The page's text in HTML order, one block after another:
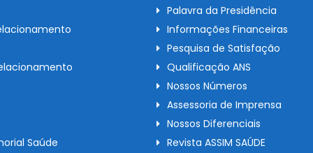
Saúde
Palavra da Presidência
Informações Financeiras
Pesquisa de Satisfação
Qualificação ANS
Nossos Números
Assessoria de Imprensa
Nossos Diferenciais
Revista ASSIM SAÚDE